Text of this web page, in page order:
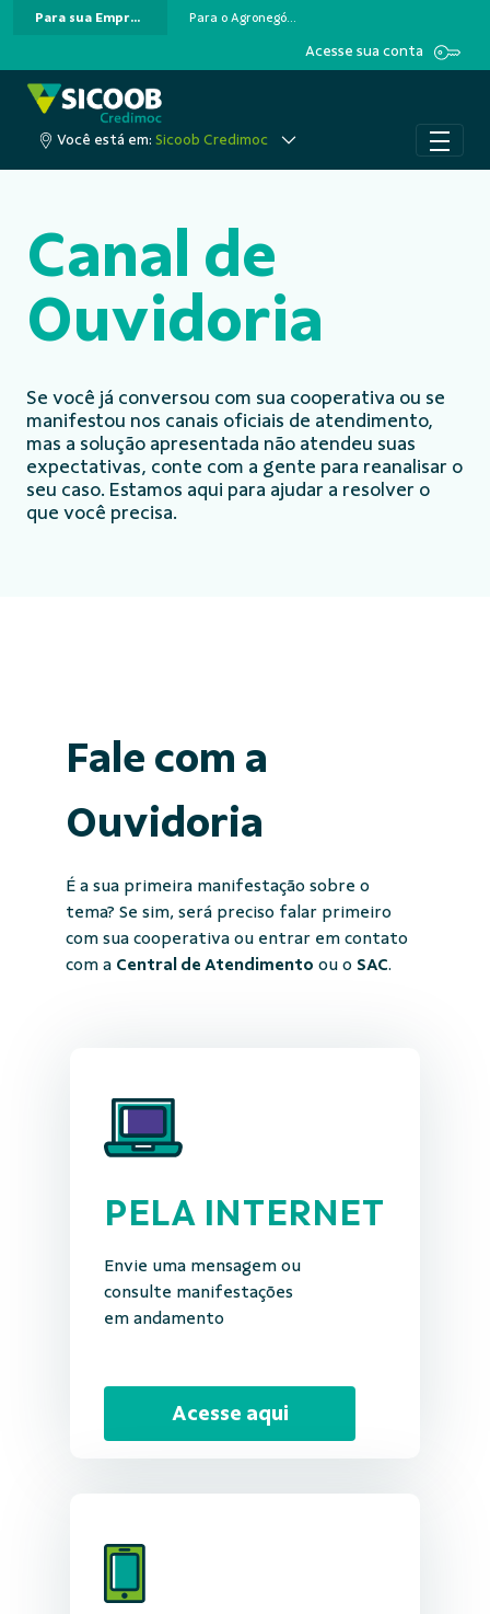
Pular para o Conteúdo principal
Para sua Empresa Para o Agronegócio
Acesse sua conta
Você está em: Sicoob Credimoc
Canal de
Ouvidoria
Se você já conversou com sua cooperativa ou se
manifestou nos canais oficiais de atendimento,
mas a solução apresentada não atendeu suas
expectativas, conte com a gente para reanalisar o
seu caso. Estamos aqui para ajudar a resolver o
que você precisa.
Fale com a
Ouvidoria
É a sua primeira manifestação sobre o
tema? Se sim, será preciso falar primeiro
com sua cooperativa ou entrar em contato
com a Central de Atendimento ou o SAC.
PELA INTERNET
Envie uma mensagem ou
consulte manifestações
em andamento
Acesse aqui